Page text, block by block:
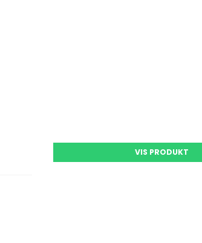
VIS PRODUKT